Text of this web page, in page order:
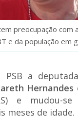
preocupação com
e da população em
PSB a
Hernandes
e mudou-
meses de idade.